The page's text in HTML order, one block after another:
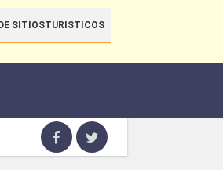
SITIOSTURISTICOS